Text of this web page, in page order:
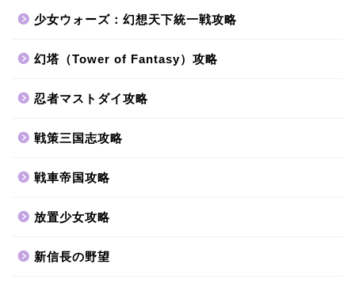
少女ウォーズ：幻想天下統一戦攻略
幻塔（Tower of Fantasy）攻略
忍者マストダイ攻略
戦策三国志攻略
戦車帝国攻略
放置少女攻略
新信長の野望